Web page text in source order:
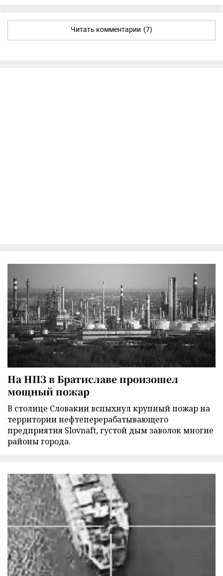
Читать комментарии (7)
На НПЗ в Братиславе произошел
мощный пожар
В столице Словакии вспыхнул крупный пожар на
территории нефтеперерабатывающего
предприятия Slovnaft, густой дым заволок многие
районы города.